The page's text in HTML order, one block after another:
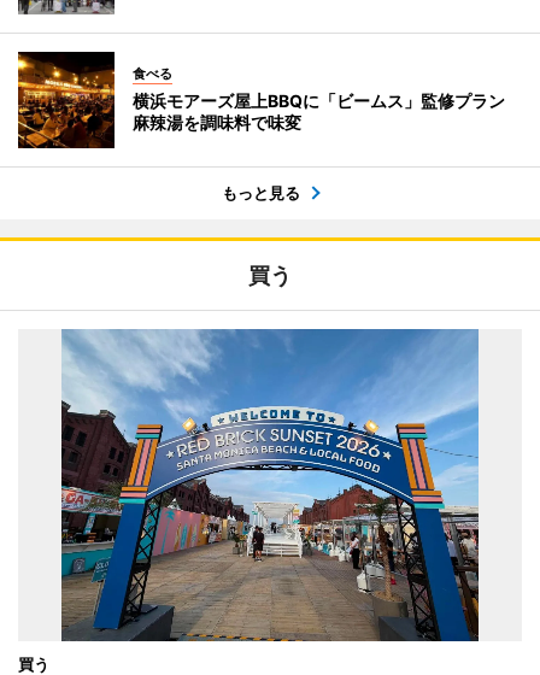
食べる
横浜モアーズ屋上BBQに「ビームス」監修プラン
麻辣湯を調味料で味変
もっと見る
買う
買う